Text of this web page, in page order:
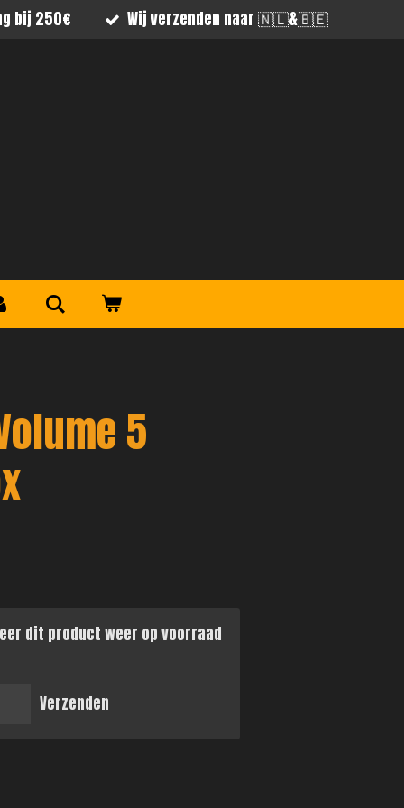
bij 250€ Wij verzenden naar 🇳🇱&🇧🇪
5
dit product weer op voorraad
Verzenden